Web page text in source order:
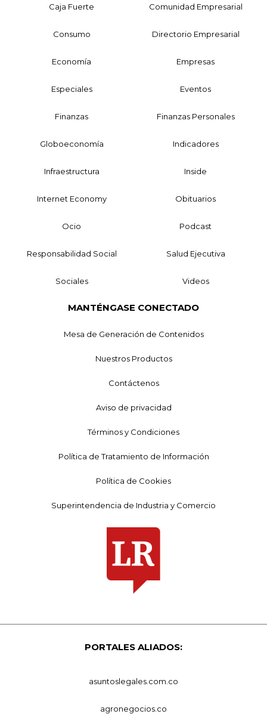
Caja Fuerte Comunidad Empresarial
Consumo Directorio Empresarial
Economía Empresas
Especiales Eventos
Finanzas Finanzas Personales
Globoeconomía Indicadores
Infraestructura Inside
Internet Economy Obituarios
Ocio Podcast
Responsabilidad Social Salud Ejecutiva
Sociales Videos
MANTÉNGASE CONECTADO
Mesa de Generación de Contenidos
Nuestros Productos
Contáctenos
Aviso de privacidad
Términos y Condiciones
Política de Tratamiento de Información
Política de Cookies
Superintendencia de Industria y Comercio
PORTALES ALIADOS:
asuntoslegales.com.co
agronegocios.co